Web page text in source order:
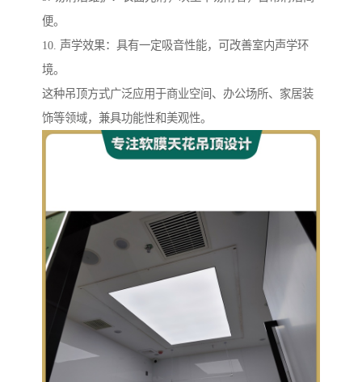
便。
10. 声学效果：具有一定吸音性能，可改善室内声学环
境。
这种吊顶方式广泛应用于商业空间、办公场所、家居装
饰等领域，兼具功能性和美观性。